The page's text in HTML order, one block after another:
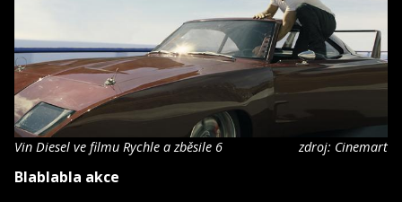
Vin Diesel ve filmu Rychle a zběsile 6 zdroj: Cinemart
Blablabla akce